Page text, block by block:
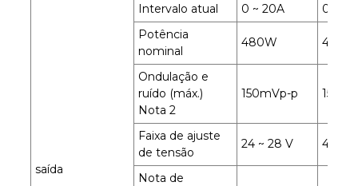
saída
Intervalo atual 0 ~ 20A
0 ~
Potência
nominal
480W 480W
Ondulação e
ruído (máx.)
Nota 2
150mVp-p
Faixa de ajuste
de tensão
24 ~ 28 V 48 ~
Nota de